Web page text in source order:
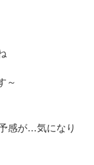
～
感が…気になり